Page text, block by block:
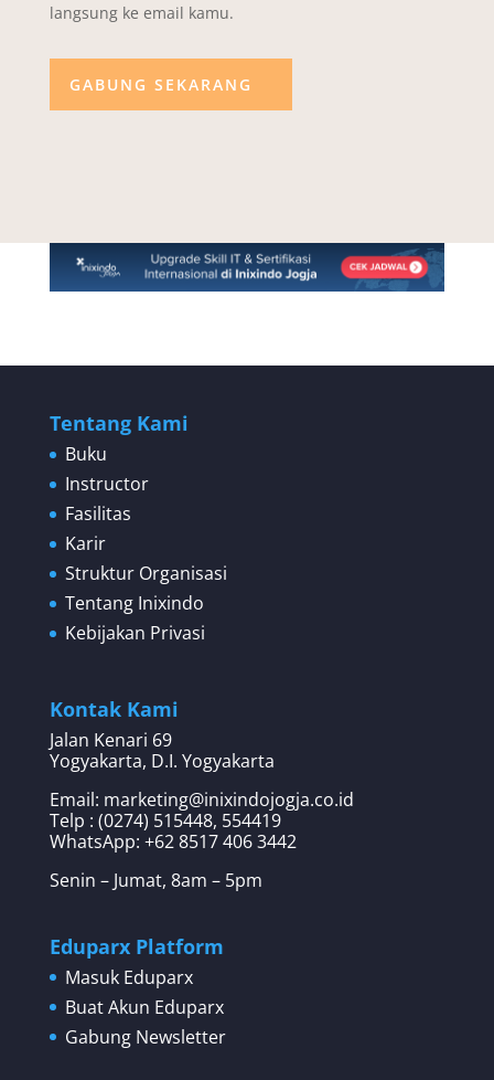
langsung ke email kamu.
GABUNG SEKARANG
Tentang Kami
Buku
Instructor
Fasilitas
Karir
Struktur Organisasi
Tentang Inixindo
Kebijakan Privasi
Kontak Kami
Jalan Kenari 69
Yogyakarta, D.I. Yogyakarta
Email: marketing@inixindojogja.co.id
Telp : (0274) 515448, 554419
WhatsApp: +62 8517 406 3442
Senin – Jumat, 8am – 5pm
Eduparx Platform
Masuk Eduparx
Buat Akun Eduparx
Gabung Newsletter